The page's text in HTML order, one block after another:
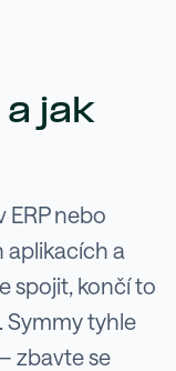
jak
nebo
aplikacích a
spojit, končí to
Symmy tyhle
zbavte se